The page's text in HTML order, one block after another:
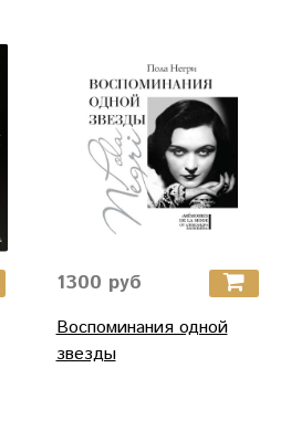
1300 руб
Воспоминания одной
звезды